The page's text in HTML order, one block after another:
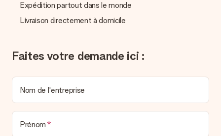
La facture est-elle envoyée avec le cadeau ?
Nous n’envoyons pas de facture avec le cadeau. Nous vous
l’envoyons par e-mail avec la confirmation de commande. Vous
envoyer directement le cadeau à l’heureux destinataire, pour
Expédition partout dans le monde
Livraison directement à domicile
Faites votre demande ici :
Nom de l'entreprise
Prénom